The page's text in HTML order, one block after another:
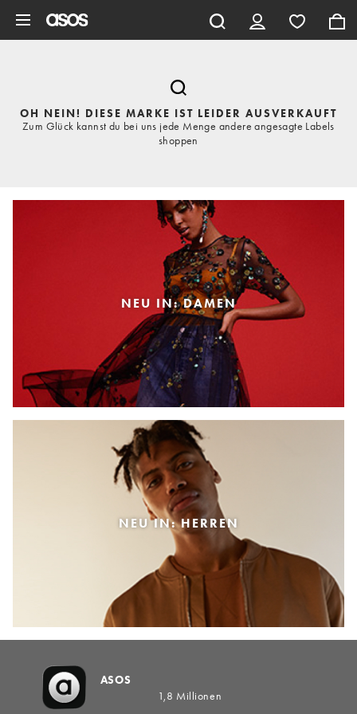
OH NEIN! DIESE MARKE IST LEIDER AUSVERKAUFT
Zum Glück kannst du bei uns jede Menge andere angesagte Labels
shoppen
NEU IN: DAMEN
NEU IN: HERREN
ASOS
1,8 Millionen